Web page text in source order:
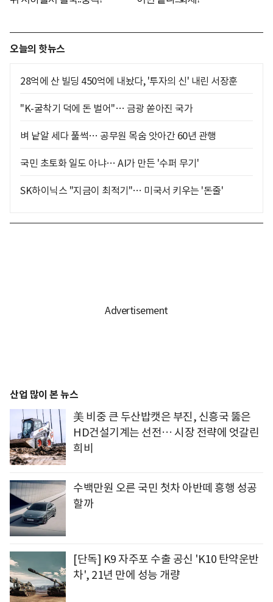
오늘의 핫뉴스
28억에 산 빌딩 450억에 내놨다, '투자의 신' 내린 서장훈
"K-굴착기 덕에 돈 벌어"… 금광 쏟아진 국가
벼 낱알 세다 풀썩… 공무원 목숨 앗아간 60년 관행
국민 초토화 일도 아냐… AI가 만든 '수퍼 무기'
SK하이닉스 "지금이 최적기"… 미국서 키우는 '돈줄'
산업 많이 본 뉴스
美 비중 큰 두산밥캣은 부진, 신흥국 뚫은
HD건설기계는 선전… 시장 전략에 엇갈린
희비
수백만원 오른 국민 첫차 아반떼 흥행 성공
할까
[단독] K9 자주포 수출 공신 'K10 탄약운반
차', 21년 만에 성능 개량